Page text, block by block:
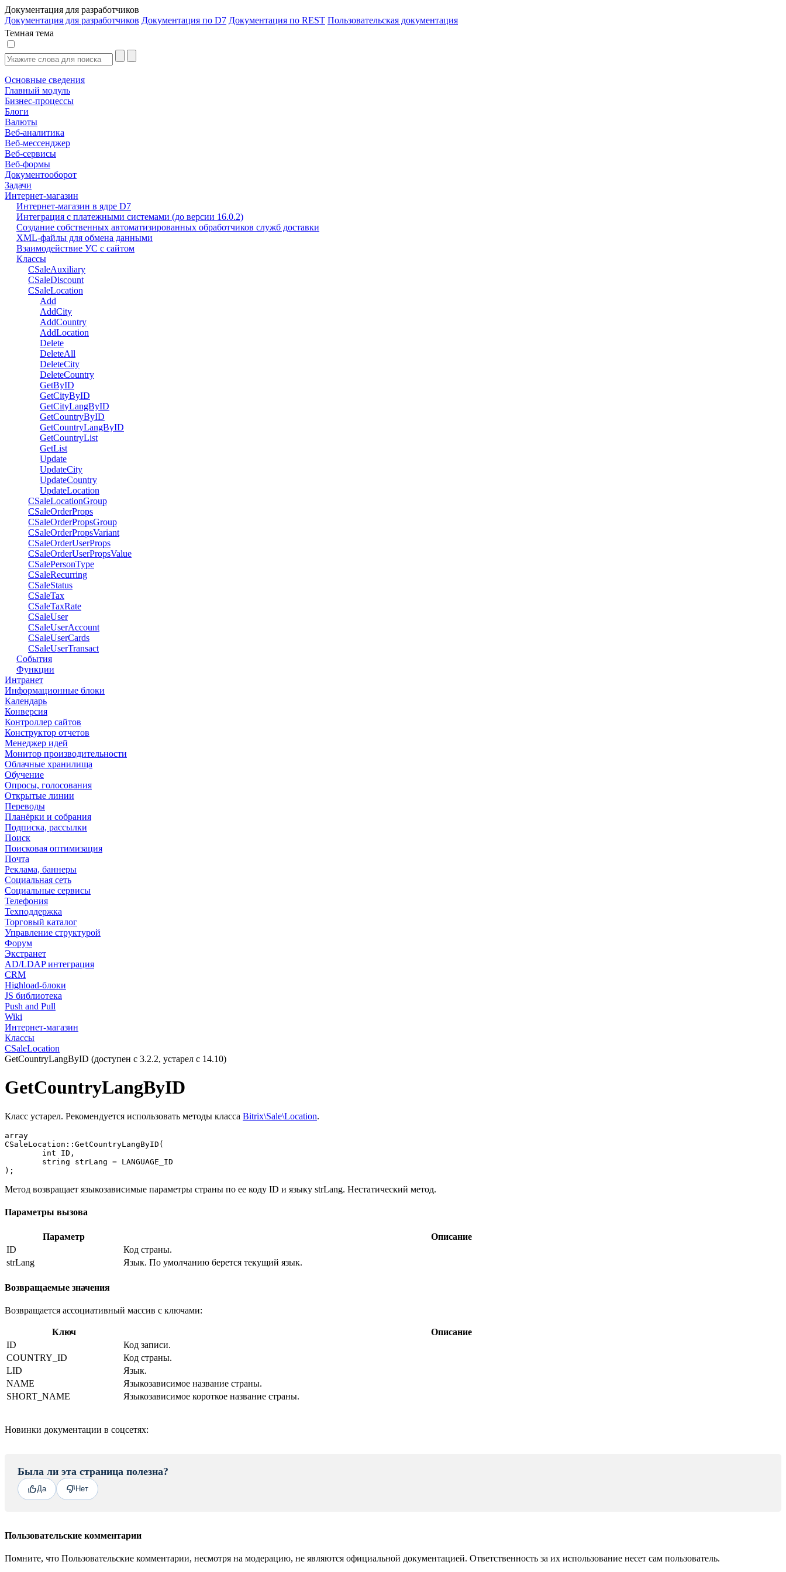
Документация для разработчиков
Документация для разработчиков Документация по D7 Документация по REST Пользовательская документация
Темная тема
Основные сведения
Главный модуль
Бизнес-процессы
Блоги
Валюты
Веб-аналитика
Веб-мессенджер
Веб-сервисы
Веб-формы
Документооборот
Задачи
Интернет-магазин
Интернет-магазин в ядре D7
Интеграция с платежными системами (до версии 16.0.2)
Создание собственных автоматизированных обработчиков служб доставки
XML-файлы для обмена данными
Взаимодействие УС с сайтом
Классы
CSaleAuxiliary
CSaleDiscount
CSaleLocation
Add
AddCity
AddCountry
AddLocation
Delete
DeleteAll
DeleteCity
DeleteCountry
GetByID
GetCityByID
GetCityLangByID
GetCountryByID
GetCountryLangByID
GetCountryList
GetList
Update
UpdateCity
UpdateCountry
UpdateLocation
CSaleLocationGroup
CSaleOrderProps
CSaleOrderPropsGroup
CSaleOrderPropsVariant
CSaleOrderUserProps
CSaleOrderUserPropsValue
CSalePersonType
CSaleRecurring
CSaleStatus
CSaleTax
CSaleTaxRate
CSaleUser
CSaleUserAccount
CSaleUserCards
CSaleUserTransact
События
Функции
Интранет
Информационные блоки
Календарь
Конверсия
Контроллер сайтов
Конструктор отчетов
Менеджер идей
Монитор производительности
Облачные хранилища
Обучение
Опросы, голосования
Открытые линии
Переводы
Планёрки и собрания
Подписка, рассылки
Поиск
Поисковая оптимизация
Почта
Реклама, баннеры
Социальная сеть
Социальные сервисы
Телефония
Техподдержка
Торговый каталог
Управление структурой
Форум
Экстранет
AD/LDAP интеграция
CRM
Highload-блоки
JS библиотека
Push and Pull
Wiki
Интернет-магазин
Классы
CSaleLocation
GetCountryLangByID (доступен с 3.2.2, устарел с 14.10)
GetCountryLangByID
Класс устарел. Рекомендуется использовать методы класса Bitrix\Sale\Location.
array
CSaleLocation::GetCountryLangByID(
);
Метод возвращает языкозависимые параметры страны по ее коду ID и языку strLang. Нестатический метод.
Параметры вызова
Параметр
Описание
ID
Код страны.
strLang
Язык. По умолчанию берется текущий язык.
Возвращаемые значения
Возвращается ассоциативный массив с ключами:
Ключ
Описание
ID
Код записи.
COUNTRY_ID
Код страны.
LID
Язык.
NAME
Языкозависимое название страны.
SHORT_NAME
Языкозависимое короткое название страны.
Новинки документации в соцсетях:
Была ли эта страница полезна?
Да Нет
Пользовательские комментарии
Помните, что Пользовательские комментарии, несмотря на модерацию, не являются официальной документацией. Ответственность за их использование несет сам пользователь.